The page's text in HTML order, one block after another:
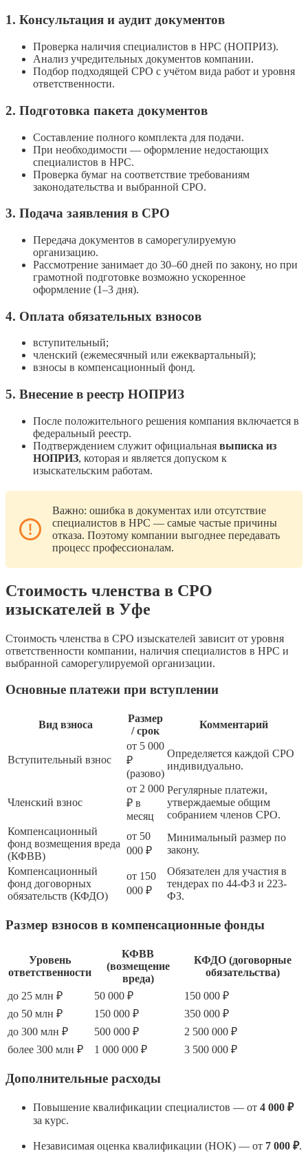
1. Консультация и аудит документов
Проверка наличия специалистов в НРС (НОПРИЗ).
Анализ учредительных документов компании.
Подбор подходящей СРО с учётом вида работ и уровня
ответственности.
2. Подготовка пакета документов
Составление полного комплекта для подачи.
При необходимости — оформление недостающих
специалистов в НРС.
Проверка бумаг на соответствие требованиям
законодательства и выбранной СРО.
3. Подача заявления в СРО
Передача документов в саморегулируемую
организацию.
Рассмотрение занимает до 30–60 дней по закону, но при
грамотной подготовке возможно ускоренное
оформление (1–3 дня).
4. Оплата обязательных взносов
вступительный;
членский (ежемесячный или ежеквартальный);
взносы в компенсационный фонд.
5. Внесение в реестр НОПРИЗ
После положительного решения компания включается в
федеральный реестр.
Подтверждением служит официальная выписка из
НОПРИЗ, которая и является допуском к
изыскательским работам.
Важно: ошибка в документах или отсутствие
специалистов в НРС — самые частые причины
отказа. Поэтому компании выгоднее передавать
процесс профессионалам.
Стоимость членства в СРО
изыскателей в Уфе
Стоимость членства в СРО изыскателей зависит от уровня
ответственности компании, наличия специалистов в НРС и
выбранной саморегулируемой организации.
Основные платежи при вступлении
Вид взноса
Размер
/ срок
Комментарий
Вступительный взнос
от 5 000
₽
(разово)
Определяется каждой СРО
индивидуально.
Членский взнос
от 2 000
₽ в
месяц
Регулярные платежи,
утверждаемые общим
собранием членов СРО.
Компенсационный
фонд возмещения вреда
(КФВВ)
от 50
000 ₽
Минимальный размер по
закону.
Компенсационный
фонд договорных
обязательств (КФДО)
от 150
000 ₽
Обязателен для участия в
тендерах по 44-ФЗ и 223-
ФЗ.
Размер взносов в компенсационные фонды
Уровень
ответственности
КФВВ
(возмещение
вреда)
КФДО (договорные
обязательства)
до 25 млн ₽
50 000 ₽
150 000 ₽
до 50 млн ₽
150 000 ₽
350 000 ₽
до 300 млн ₽
500 000 ₽
2 500 000 ₽
более 300 млн ₽
1 000 000 ₽ 3 500 000 ₽
Дополнительные расходы
Повышение квалификации специалистов — от 4 000 ₽
за курс.
Независимая оценка квалификации (НОК) — от 7 000 ₽.